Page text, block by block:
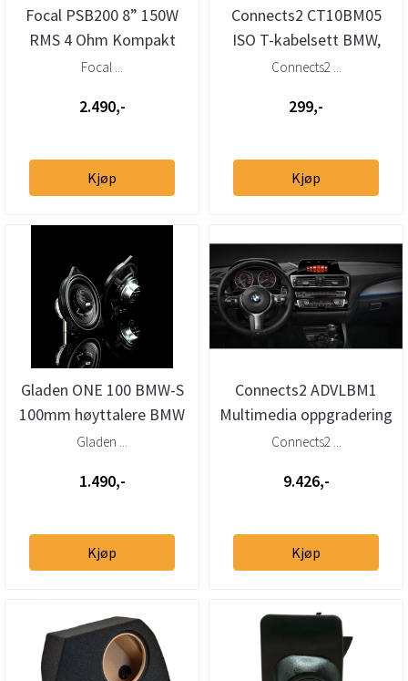
Focal PSB200 8” 150W
RMS 4 Ohm Kompakt
Basskasse
Focal ...
2.490,-
Kjøp
Connects2 CT10BM05
ISO T-kabelsett BMW,
Mini (2009–>)
Connects2 ...
299,-
Kjøp
Gladen ONE 100 BMW-S
100mm høyttalere BMW
Gladen ...
1.490,-
Kjøp
Connects2 ADVLBM1
Multimedia oppgradering
BMW 1-/2-/3-/4-/5-serie
Connects2 ...
9.426,-
Kjøp